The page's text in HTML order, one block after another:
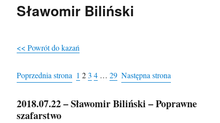
Sławomir Biliński
<< Powrót do kazań
Poprzednia strona 1 2 3 4 … 29 Następna strona
2018.07.22 – Sławomir Biliński – Poprawne
szafarstwo